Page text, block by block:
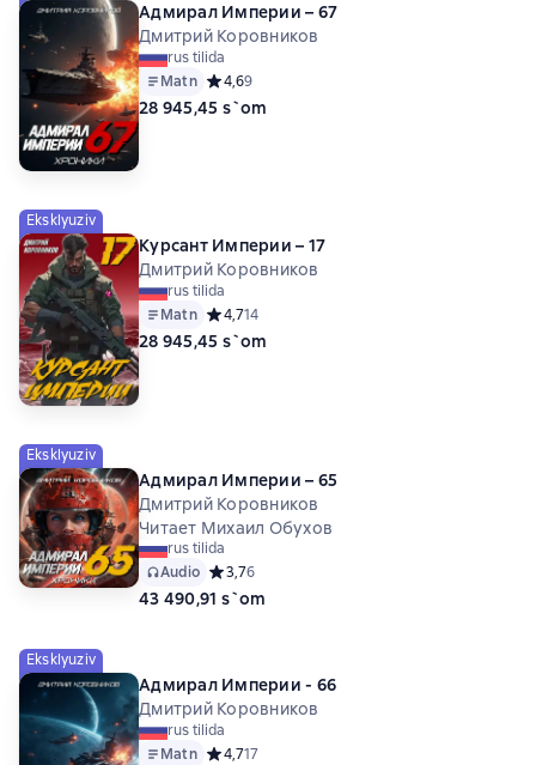
Адмирал Империи – 67
Дмитрий Коровников
rus tilida
Matn Средний рейтинг 4,6 на основе 9 оценок
4,69
28 945,45 s`om
Eksklyuziv
Курсант Империи – 17
Дмитрий Коровников
rus tilida
Matn Средний рейтинг 4,7 на основе 14 оценок
4,714
28 945,45 s`om
Eksklyuziv
Адмирал Империи – 65
Дмитрий Коровников
Читает Михаил Обухов
rus tilida
Audio Средний рейтинг 3,7 на основе 6 оценок
3,76
43 490,91 s`om
Eksklyuziv
Адмирал Империи - 66
Дмитрий Коровников
rus tilida
Matn Средний рейтинг 4,7 на основе 17 оценок
4,717